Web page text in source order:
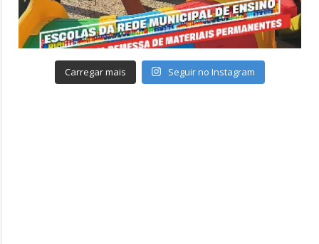
Carregar mais Seguir no Instagram